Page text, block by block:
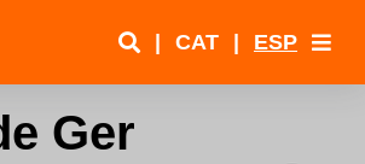
| CAT | ESP
Ger